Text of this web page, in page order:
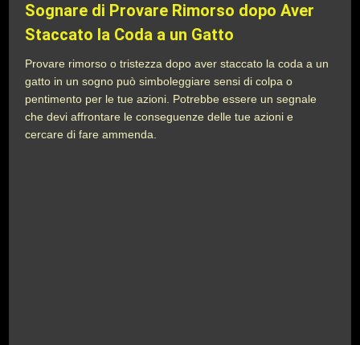
Sognare di Provare Rimorso dopo Aver
Staccato la Coda a un Gatto
Provare rimorso o tristezza dopo aver staccato la coda a un
gatto in un sogno può simboleggiare sensi di colpa o
pentimento per le tue azioni. Potrebbe essere un segnale
che devi affrontare le conseguenze delle tue azioni e
cercare di fare ammenda.